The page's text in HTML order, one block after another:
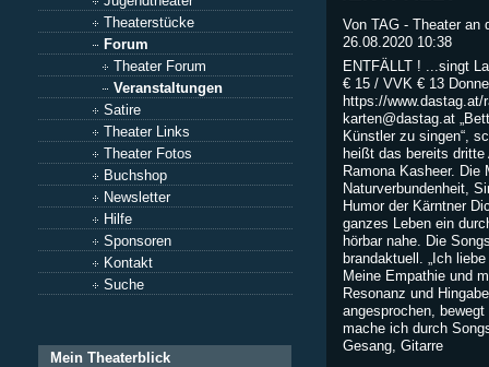
Theaterstücke
Forum
Theater Forum
Veranstaltungen
Satire
Theater Links
Theater Fotos
Buchshop
Newsletter
Hilfe
Sponsoren
Kontakt
Suche
Mein Theaterblick
Von TAG - Theater an
26.08.2020 10:38
ENTFÄLLT ! ...singt
€ 15 / VVK € 13
https://www.dastag.at/
karten@dastag.at
Künstler zu singen“,
heißt das bereits
Ramona Kasheer.
Naturverbundenheit,
Humor der Kärntner
ganzes Leben ein
hörbar nahe. Die
brandaktuell. „Ich
Meine Empathie und
Resonanz und
angesprochen,
mache ich durch
Gesang, Gitarre